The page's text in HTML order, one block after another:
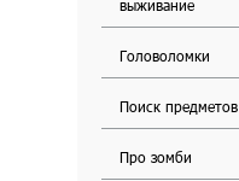
выживание
Головоломки
Поиск предметов
Про зомби